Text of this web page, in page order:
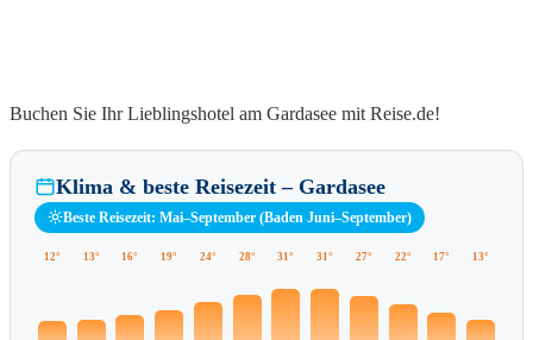
Buchen Sie Ihr Lieblingshotel am Gardasee mit Reise.de!
Klima & beste Reisezeit – Gardasee
Beste Reisezeit: Mai–September (Baden Juni–September)
12° 13° 16° 19° 24° 28° 31° 31° 27° 22° 17° 13°